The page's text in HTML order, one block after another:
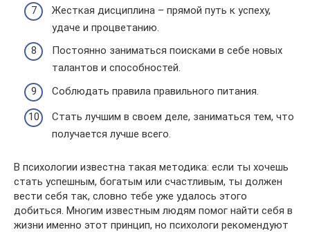
Жесткая дисциплина – прямой путь к успеху,
удаче и процветанию.
Постоянно заниматься поисками в себе новых
талантов и способностей.
Соблюдать правила правильного питания.
Стать лучшим в своем деле, заниматься тем, что
получается лучше всего.
В психологии известна такая методика: если ты хочешь
стать успешным, богатым или счастливым, ты должен
вести себя так, словно тебе уже удалось этого
добиться. Многим известным людям помог найти себя в
жизни именно этот принцип, но психологи рекомендуют